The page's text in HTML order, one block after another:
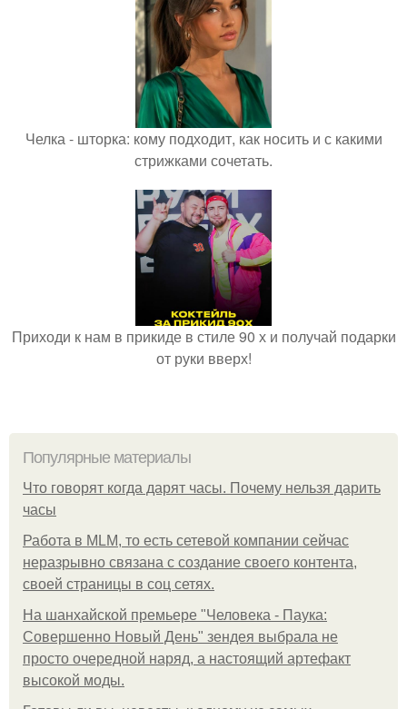
Челка - шторка: кому подходит, как носить и с какими
стрижками сочетать.
Приходи к нам в прикиде в стиле 90 х и получай подарки
от руки вверх!
Популярные материалы
Что говорят когда дарят часы. Почему нельзя дарить
часы
Работа в MLM, то есть сетевой компании сейчас
неразрывно связана с создание своего контента,
своей страницы в соц сетях.
На шанхайской премьере "Человека - Паука:
Совершенно Новый День" зендея выбрала не
просто очередной наряд, а настоящий артефакт
высокой моды.